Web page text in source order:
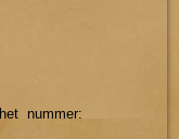
nummer: